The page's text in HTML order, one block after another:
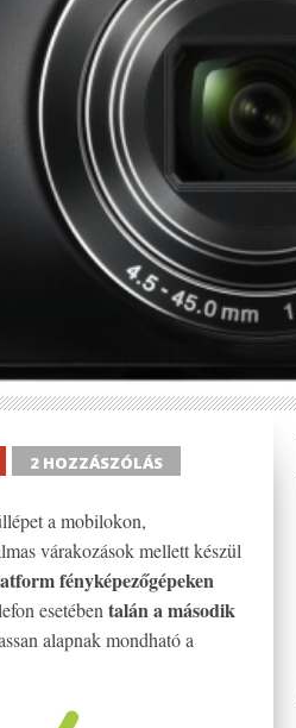
2 HOZZÁSZÓLÁS
a mobilokon,
várakozások mellett készül
fényképezőgépeken
esetében talán a második
alapnak mondható a